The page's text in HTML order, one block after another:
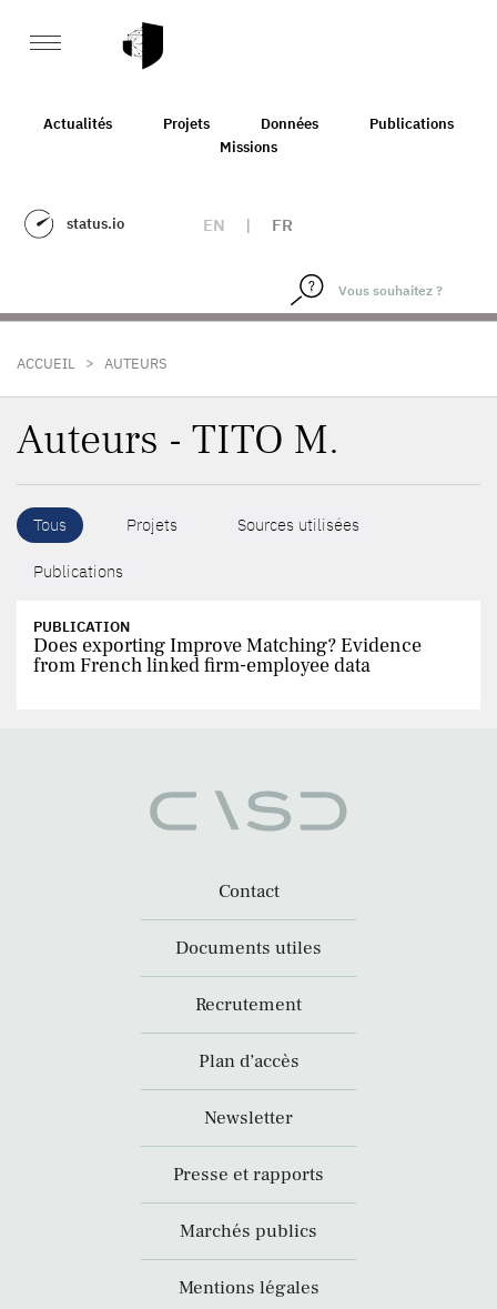
Actualités Projets Données
Publications
Missions
status.io EN | FR
ACCUEIL > AUTEURS
Auteurs - TITO M.
Tous Projets Sources utilisées
Publications
PUBLICATION
Does exporting Improve Matching? Evidence
from French linked firm-employee data
Contact
Documents utiles
Recrutement
Plan d’accès
Newsletter
Presse et rapports
Marchés publics
Mentions légales